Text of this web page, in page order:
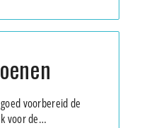
voorbereid de
voor de